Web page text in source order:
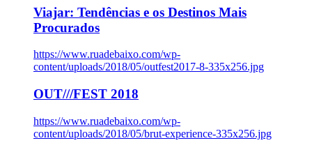
Viajar: Tendências e os Destinos Mais
Procurados
https://www.ruadebaixo.com/wp-
content/uploads/2018/05/outfest2017-8-335x256.jpg
OUT///FEST 2018
https://www.ruadebaixo.com/wp-
content/uploads/2018/05/brut-experience-335x256.jpg